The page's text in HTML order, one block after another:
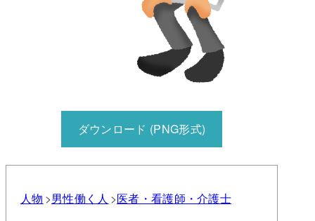
ダウンロード (PNG形式)
人物 男性働く人 医者・看護師・介護士